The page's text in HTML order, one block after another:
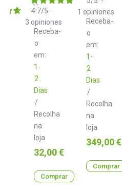
Acoustics
Fotter
Receba-
o
em:
1-
2
Dias
/
Recolha
na
loja
4.7/5 -
3 opiniones
Preço
32,00 €
Comprar
Receba-
o
em:
1-
2
Dias
/
Recolha
na
loja
1 opiniones
Preço
349,00 €
Comprar